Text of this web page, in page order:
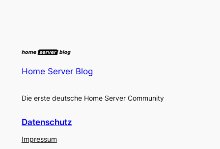
Home Server Blog
Die erste deutsche Home Server Community
Datenschutz
Impressum